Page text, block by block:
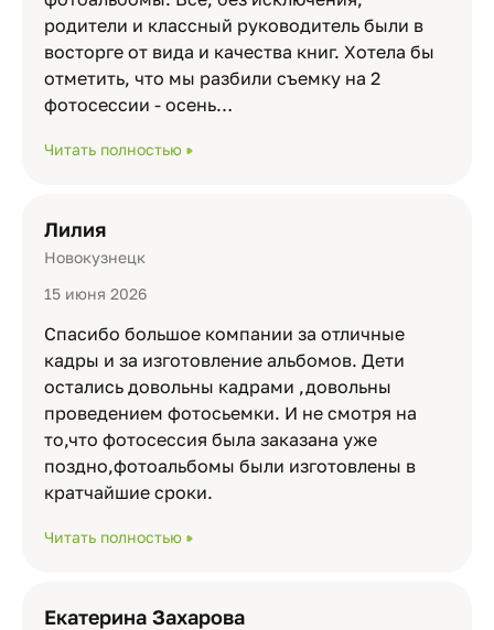
родители и классный руководитель были в
восторге от вида и качества книг. Хотела бы
отметить, что мы разбили съемку на 2
фотосессии - осень…
Читать полностью
Лилия
Новокузнецк
15 июня 2026
Спасибо большое компании за отличные
кадры и за изготовление альбомов. Дети
остались довольны кадрами ,довольны
проведением фотосьемки. И не смотря на
то,что фотосессия была заказана уже
поздно,фотоальбомы были изготовлены в
кратчайшие сроки.
Читать полностью
Екатерина Захарова